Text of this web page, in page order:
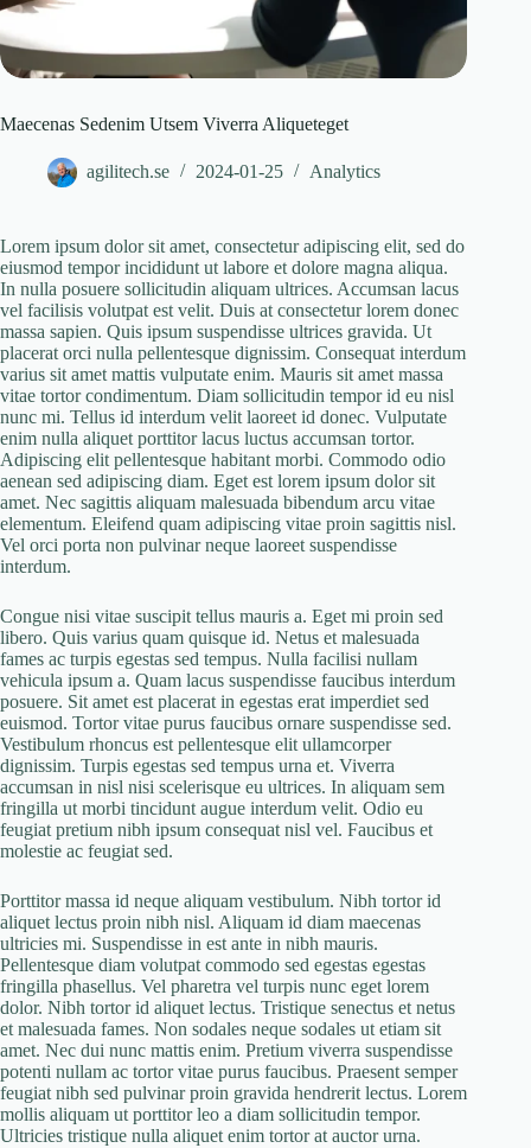
Maecenas Sedenim Utsem Viverra Aliqueteget
agilitech.se 2024-01-25 Analytics
Lorem ipsum dolor sit amet, consectetur adipiscing elit, sed do
eiusmod tempor incididunt ut labore et dolore magna aliqua.
In nulla posuere sollicitudin aliquam ultrices. Accumsan lacus
vel facilisis volutpat est velit. Duis at consectetur lorem donec
massa sapien. Quis ipsum suspendisse ultrices gravida. Ut
placerat orci nulla pellentesque dignissim. Consequat interdum
varius sit amet mattis vulputate enim. Mauris sit amet massa
vitae tortor condimentum. Diam sollicitudin tempor id eu nisl
nunc mi. Tellus id interdum velit laoreet id donec. Vulputate
enim nulla aliquet porttitor lacus luctus accumsan tortor.
Adipiscing elit pellentesque habitant morbi. Commodo odio
aenean sed adipiscing diam. Eget est lorem ipsum dolor sit
amet. Nec sagittis aliquam malesuada bibendum arcu vitae
elementum. Eleifend quam adipiscing vitae proin sagittis nisl.
Vel orci porta non pulvinar neque laoreet suspendisse
interdum.
Congue nisi vitae suscipit tellus mauris a. Eget mi proin sed
libero. Quis varius quam quisque id. Netus et malesuada
fames ac turpis egestas sed tempus. Nulla facilisi nullam
vehicula ipsum a. Quam lacus suspendisse faucibus interdum
posuere. Sit amet est placerat in egestas erat imperdiet sed
euismod. Tortor vitae purus faucibus ornare suspendisse sed.
Vestibulum rhoncus est pellentesque elit ullamcorper
dignissim. Turpis egestas sed tempus urna et. Viverra
accumsan in nisl nisi scelerisque eu ultrices. In aliquam sem
fringilla ut morbi tincidunt augue interdum velit. Odio eu
feugiat pretium nibh ipsum consequat nisl vel. Faucibus et
molestie ac feugiat sed.
Porttitor massa id neque aliquam vestibulum. Nibh tortor id
aliquet lectus proin nibh nisl. Aliquam id diam maecenas
ultricies mi. Suspendisse in est ante in nibh mauris.
Pellentesque diam volutpat commodo sed egestas egestas
fringilla phasellus. Vel pharetra vel turpis nunc eget lorem
dolor. Nibh tortor id aliquet lectus. Tristique senectus et netus
et malesuada fames. Non sodales neque sodales ut etiam sit
amet. Nec dui nunc mattis enim. Pretium viverra suspendisse
potenti nullam ac tortor vitae purus faucibus. Praesent semper
feugiat nibh sed pulvinar proin gravida hendrerit lectus. Lorem
mollis aliquam ut porttitor leo a diam sollicitudin tempor.
Ultricies tristique nulla aliquet enim tortor at auctor urna.